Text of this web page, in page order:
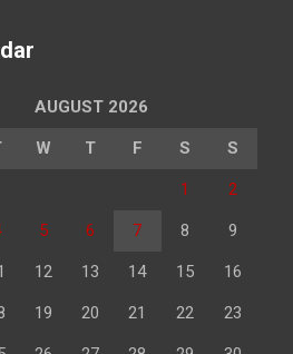
AUGUST 2026
W T F S S
1 2
5 6 7 8 9
12 13 14 15 16
19 20 21 22 23